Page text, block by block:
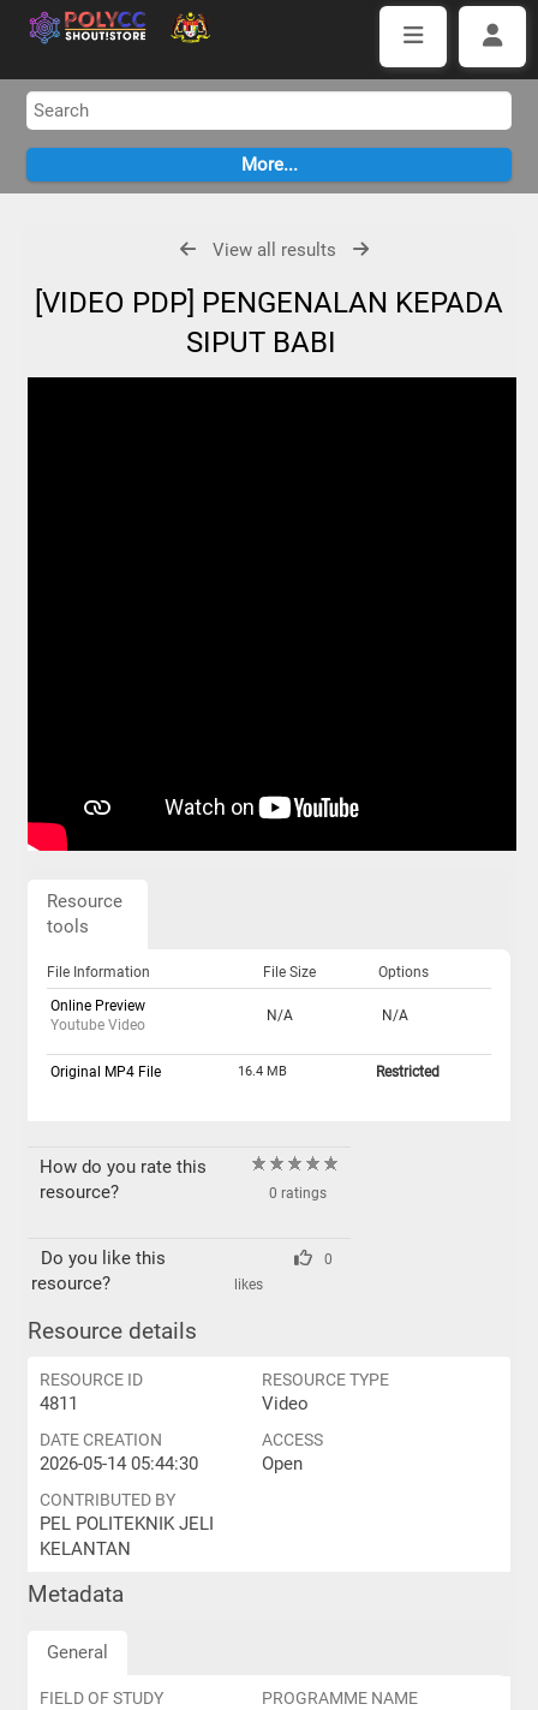
View all results
[VIDEO PDP] PENGENALAN KEPADA
SIPUT BABI
Resource
tools
File Information File Size
Options
Online Preview
Youtube Video
N/A N/A
Original MP4 File 16.4 MB Restricted
How do you rate this
resource?
0 ratings
Do you like this
resource?
0
likes
Resource details
RESOURCE ID
4811
RESOURCE TYPE
Video
DATE CREATION
2026-05-14 05:44:30
ACCESS
Open
CONTRIBUTED BY
PEL POLITEKNIK JELI
KELANTAN
Metadata
General
FIELD OF STUDY PROGRAMME NAME